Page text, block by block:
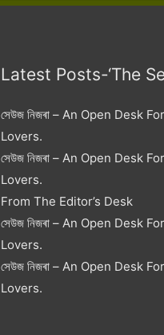
Latest Posts-‘The
সেউজ নিজৰা – An Open Desk
Lovers.
সেউজ নিজৰা – An Open Desk
Lovers.
From The Editor’s Desk
সেউজ নিজৰা – An Open Desk
Lovers.
সেউজ নিজৰা – An Open Desk
Lovers.